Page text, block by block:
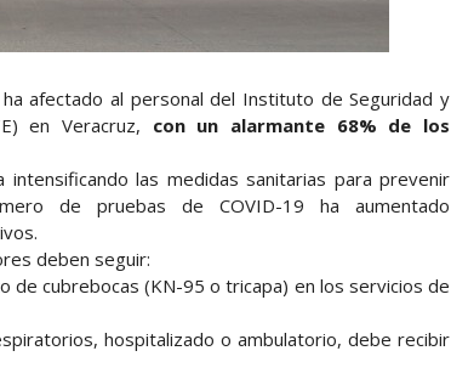
ha afectado al personal del Instituto de Seguridad y
en Veracruz, con un alarmante 68% de los
las medidas sanitarias para prevenir
de pruebas de COVID-19 ha aumentado
deben seguir:
de cubrebocas (KN-95 o tricapa) en los servicios de
hospitalizado o ambulatorio, debe recibir